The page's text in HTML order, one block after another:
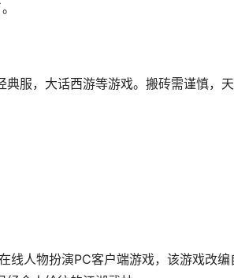
服，大话西游等游戏。搬砖需谨慎，
线人物扮演PC客户端游戏，该游戏改编